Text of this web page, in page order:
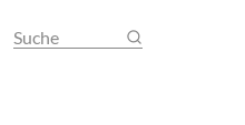
Suche